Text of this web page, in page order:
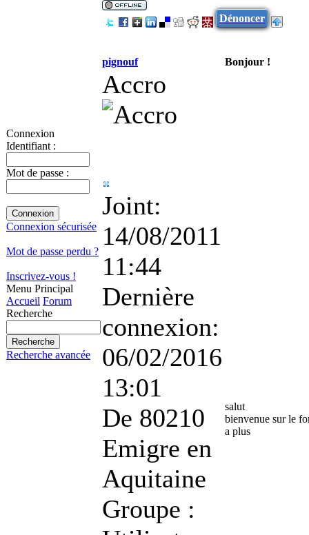
Connexion
Identifiant :
Mot de passe :
Connexion sécurisée
Mot de passe perdu ?
Inscrivez-vous !
Menu Principal
Accueil Forum
Recherche
Recherche avancée
Dénoncer
pignouf Bonjour !
Accro
Joint:
14/08/2011
11:44
Dernière
connexion:
06/02/2016
13:01
De 80210
Emigre en
Aquitaine
Groupe :
salut
bienvenue sur le
a plus